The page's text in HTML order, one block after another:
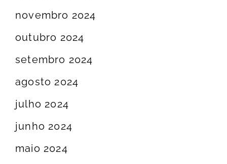
novembro 2024
outubro 2024
setembro 2024
agosto 2024
julho 2024
junho 2024
maio 2024